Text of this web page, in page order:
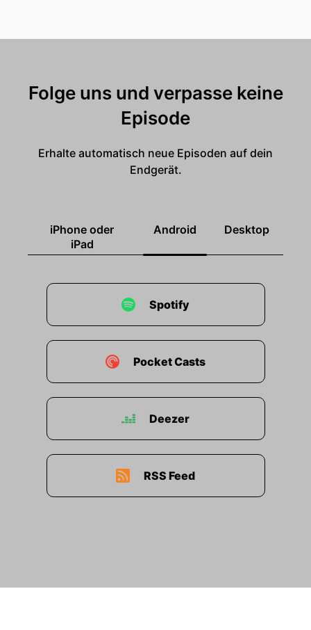
Folge uns und verpasse keine
Episode
Erhalte automatisch neue Episoden auf dein
Endgerät.
iPhone oder
iPad
Android Desktop
Spotify
Pocket Casts
Deezer
RSS Feed